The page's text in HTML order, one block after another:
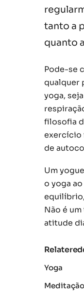
tanto a
quanto
Pode-se
qualquer
yoga,
filosofia
exercício
de
Um
o yoga
Não é
atitude
Yoga
Meditação